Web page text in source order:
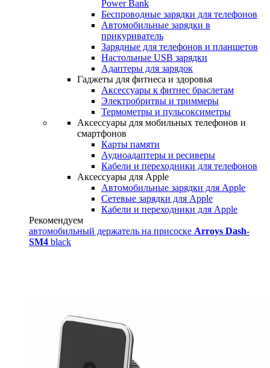
Power Bank
Беспроводные зарядки для телефонов
Автомобильные зарядки в
прикуриватель
Зарядные для телефонов и планшетов
Настольные USB зарядки
Адаптеры для зарядок
Гаджеты для фитнеса и здоровья
Аксессуары к фитнес браслетам
Электробритвы и триммеры
Термометры и пульсоксиметры
Аксессуары для мобильных телефонов и
смартфонов
Карты памяти
Аудиоадаптеры и ресиверы
Кабели и переходники для телефонов
Аксессуары для Apple
Автомобильные зарядки для Apple
Сетевые зарядки для Apple
Кабели и переходники для Apple
Рекомендуем
автомобильный держатель на присоске Arroys Dash-
SM4 black